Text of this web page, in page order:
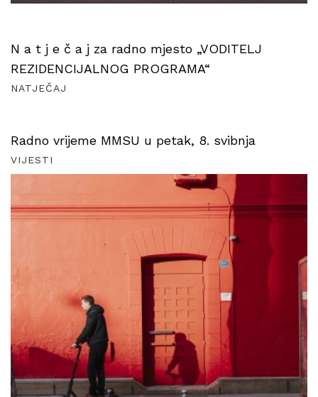
N a t j e č a j za radno mjesto „VODITELJ
REZIDENCIJALNOG PROGRAMA“
NATJEČAJ
Radno vrijeme MMSU u petak, 8. svibnja
VIJESTI